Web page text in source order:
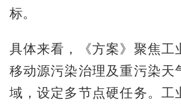
标。
具体来看，《方案》聚焦工
移动源污染治理及重污染天
域，设定多节点硬任务。工